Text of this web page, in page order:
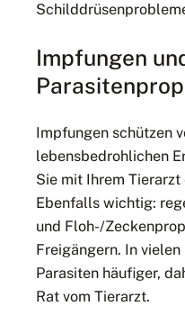
Impfungen
Impfungen schützen
lebensbedrohlichen
Sie mit Ihrem
Ebenfalls wichtig:
und Floh-/
Freigängern. In
Parasiten häufiger,
Rat vom Tierarzt.